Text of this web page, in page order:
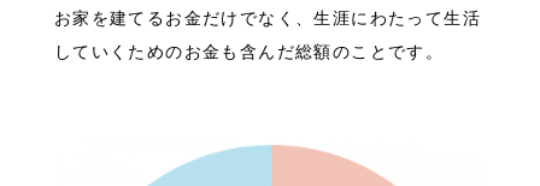
お家を建てるお金だけでなく、生涯にわたって生活
していくためのお金も含んだ総額のことです。